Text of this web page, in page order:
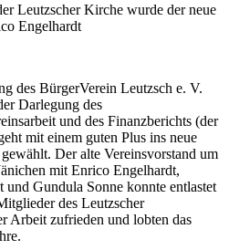
Leutzscher Kirche wurde der neue
Engelhardt
des BürgerVerein Leutzsch e. V.
Darlegung des
und des Finanzberichts (der
mit einem guten Plus ins neue
Der alte Vereinsvorstand um
mit Enrico Engelhardt,
und Gundula Sonne konnte entlastet
des Leutzscher
Arbeit zufrieden und lobten das